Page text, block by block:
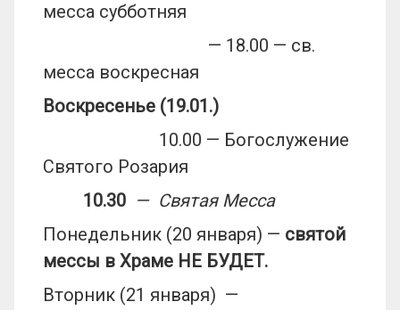
месса субботняя
— 18.00 — св.
месса воскресная
Воскресенье (19.01.)
10.00 — Богослужение
Святого Розария
10.30 — Святая Месса
Понедельник (20 января) — святой
мессы в Храме НЕ БУДЕТ.
Вторник (21 января) —